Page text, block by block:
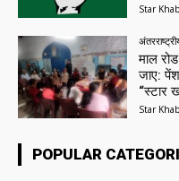
Star
माल रोड
जाए:
“स्टार
Star
POPULAR